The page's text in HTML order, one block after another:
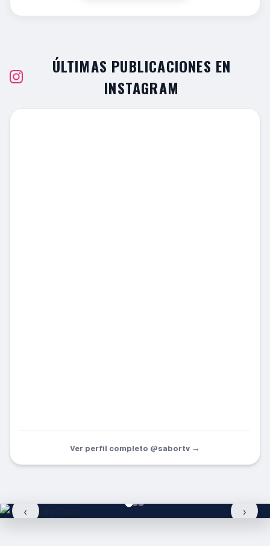
ÚLTIMAS PUBLICACIONES EN
INSTAGRAM
Ver perfil completo @sabortv →
‹ ›